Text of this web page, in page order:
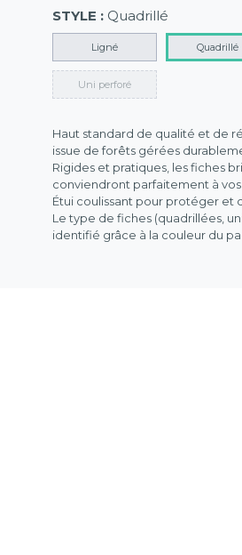
STYLE : Quadrillé
Ligné Quadrillé
Uni perforé
Haut standard de qualité et de
issue de forêts gérées
Rigides et pratiques, les fiches
conviendront parfaitement à vos
Étui coulissant pour protéger et
Le type de fiches (quadrillées,
identifié grâce à la couleur du